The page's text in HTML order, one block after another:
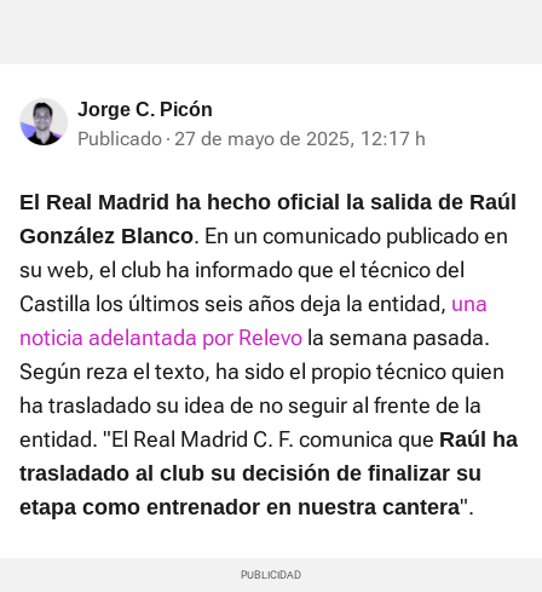
Jorge C. Picón
Publicado 27 de mayo de 2025, 12:17 h
El Real Madrid ha hecho oficial la salida de Raúl
González Blanco. En un comunicado publicado en
su web, el club ha informado que el técnico del
Castilla los últimos seis años deja la entidad, una
noticia adelantada por Relevo la semana pasada.
Según reza el texto, ha sido el propio técnico quien
ha trasladado su idea de no seguir al frente de la
entidad. "El Real Madrid C. F. comunica que Raúl ha
trasladado al club su decisión de finalizar su
etapa como entrenador en nuestra cantera".